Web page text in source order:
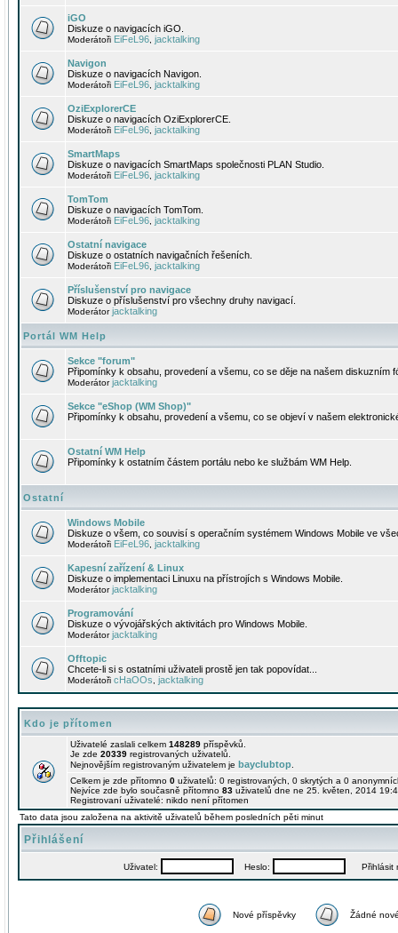
iGO
Diskuze o navigacích iGO.
Moderátoři EiFeL96 jacktalking
Navigon
Diskuze o navigacích Navigon.
Moderátoři EiFeL96 jacktalking
OziExplorerCE
Diskuze o navigacích OziExplorerCE.
Moderátoři EiFeL96 jacktalking
SmartMaps
Diskuze o navigacích SmartMaps společnosti PLAN Studio.
Moderátoři EiFeL96 jacktalking
TomTom
Diskuze o navigacích TomTom.
Moderátoři EiFeL96 jacktalking
Ostatní navigace
Diskuze o ostatních navigačních řešeních.
Moderátoři EiFeL96 jacktalking
Příslušenství pro navigace
Diskuze o příslušenství pro všechny druhy navigací.
Moderátorjacktalking
Portál WM Help
Sekce "forum"
Připomínky k obsahu, provedení a všemu, co se děje na našem diskuzním
Moderátorjacktalking
Sekce "eShop (WM Shop)"
Připomínky k obsahu, provedení a všemu, co se objeví v našem
Ostatní WM Help
Připomínky k ostatním částem portálu nebo ke službám WM Help.
Ostatní
Windows Mobile
Diskuze o všem, co souvisí s operačním systémem Windows Mobile ve
Moderátoři EiFeL96 jacktalking
Kapesní zařízení & Linux
Diskuze o implementaci Linuxu na přístrojích s Windows Mobile.
Moderátorjacktalking
Programování
Diskuze o vývojářských aktivitách pro Windows Mobile.
Moderátorjacktalking
Offtopic
Chcete-li si s ostatními uživateli prostě jen tak popovídat...
Moderátoři cHaOOs jacktalking
Kdo je přítomen
Uživatelé zaslali celkem 148289 příspěvků.
Je zde 20339 registrovaných uživatelů.
Nejnovějším registrovaným uživatelem je bayclubtop
Celkem je zde přítomno 0 uživatelů: 0 registrovaných, 0 skrytých a 0
Nejvíce zde bylo současně přítomno 83 uživatelů dne ne 25. květen, 2014
Registrovaní uživatelé: nikdo není přítomen
Tato data jsou založena na aktivitě uživatelů během posledních pěti minut
Přihlášení
Uživatel: Heslo: Přihlásit
Nové příspěvky Žádné